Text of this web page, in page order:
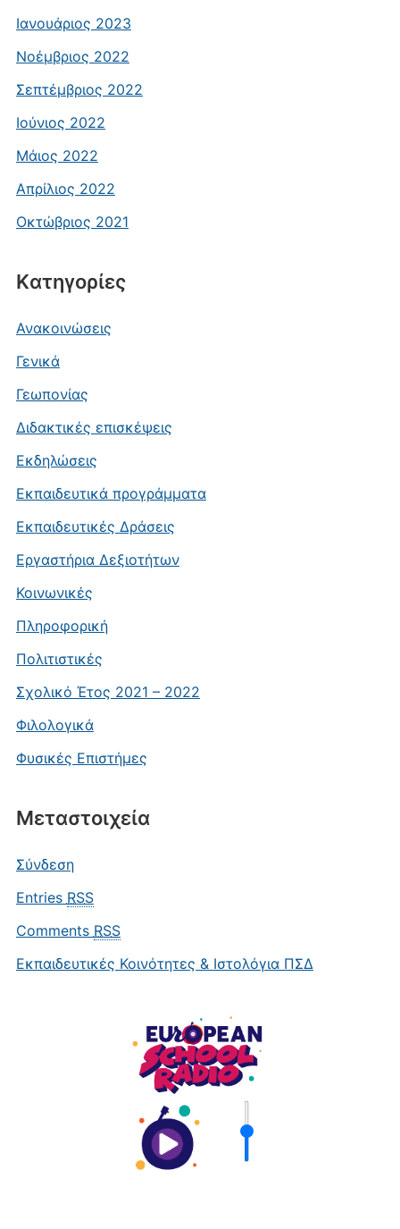
Ιανουάριος 2023
Νοέμβριος 2022
Σεπτέμβριος 2022
Ιούνιος 2022
Μάιος 2022
Απρίλιος 2022
Οκτώβριος 2021
Kατηγορίες
Ανακοινώσεις
Γενικά
Γεωπονίας
Διδακτικές επισκέψεις
Εκδηλώσεις
Εκπαιδευτικά προγράμματα
Εκπαιδευτικές Δράσεις
Εργαστήρια Δεξιοτήτων
Κοινωνικές
Πληροφορική
Πολιτιστικές
Σχολικό Έτος 2021 – 2022
Φιλολογικά
Φυσικές Επιστήμες
Μεταστοιχεία
Σύνδεση
Entries RSS
Comments RSS
Εκπαιδευτικές Κοινότητες & Ιστολόγια ΠΣΔ